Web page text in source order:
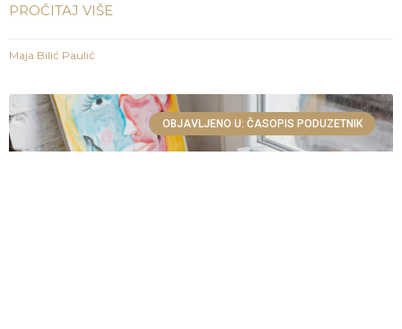
PROČITAJ VIŠE
Maja Bilić Paulić
OBJAVLJENO U: ČASOPIS PODUZETNIK